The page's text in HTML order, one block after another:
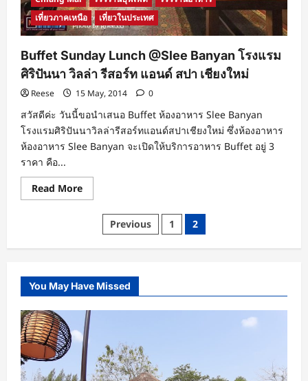
เที่ยวภาคเหนือ
เที่ยวในประเทศ
Buffet Sunday Lunch @Slee Banyan โรงแรม
ศิริปันนา วิลล่า รีสอร์ท แอนด์ สปา เชียงใหม่
Reese 15 May, 2014 0
สวัสดีค่ะ วันนี้ขอนำเสนอ Buffet ห้องอาหาร Slee Banyan
โรงแรมศิริปันนาวิลล่ารีสอร์ทแอนด์สปาเชียงใหม่ ซึ่งห้องอาหาร
ห้องอาหาร Slee Banyan จะเปิดให้บริการอาหาร Buffet อยู่ 3
ราคา คือ...
Read MoreRead
more
Buffet
Sunday
Lunch
@Slee
ศิริ
ปัน
นา
รีสอร์ท
แอนด์
สปา
เชียงใหม่
Posts
pagination
Previous 1 2
You May Have Missed